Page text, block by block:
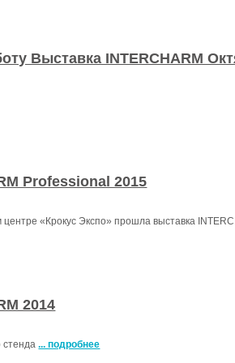
Выставка INTERCHARM
Professional 2015
«Крокус Экспо» прошла выставка
2014
стенда... подробнее